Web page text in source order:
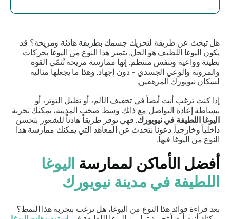
هل تبحث عن طريقة لتحريك جسمك بطريقة هادئة ومريحة؟ قد
يكون اليوغا اللطيف هو الحل. يتميز هذا النوع من اليوغا بحركات
بطيئة وواعية وتنفس منتظم. إنها ممارسة مريحة تُنمّي القوة
والمرونة والوعي الجسدي - دون إجهاد. وهذا ما يجعلها مثالية
لسكان نيويورك المرهقين.
إذا كنت ترغب أنت أيضاً في تخفيف الألم، أو تقليل التوتر، أو
ببساطة إعادة التواصل مع ذاتك وسط صخب المدينة، يمكنك تجربة
اليوغا اللطيفة في نيويورك. فهي توفر طريقاً هادئاً للشعور بتحسن
داخلياً وخارجياً. دعونا نتحدث عن المعاهد التي يمكنك ممارسة هذا
النوع من اليوغا فيها.
أفضل الأماكن لممارسةاليوغا
اللطيفة في مدينة نيويورك
بعد قراءة فوائد هذا النوع من اليوغا، هل ترغب بتجربة هذا النمط؟